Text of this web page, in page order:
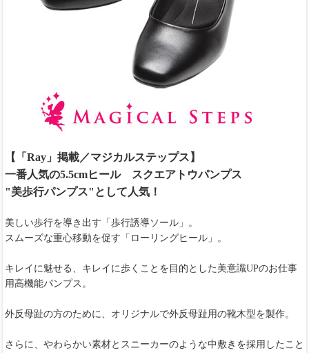
【「Ray」掲載／マジカルステップス】
一番人気の5.5cmヒール スクエアトウパンプス
"美歩行パンプス"として人気！
美しい歩行を導き出す「歩行誘導ソール」。
スムーズな重心移動を促す「ローリングヒール」。
キレイに魅せる、キレイに歩くことを目的とした美意識UPのお仕事
用高機能パンプス。
外反母趾の方のために、オリジナルで外反母趾用の靴木型を製作。
さらに、やわらかい素材とスニーカーのような中敷きを採用したこと